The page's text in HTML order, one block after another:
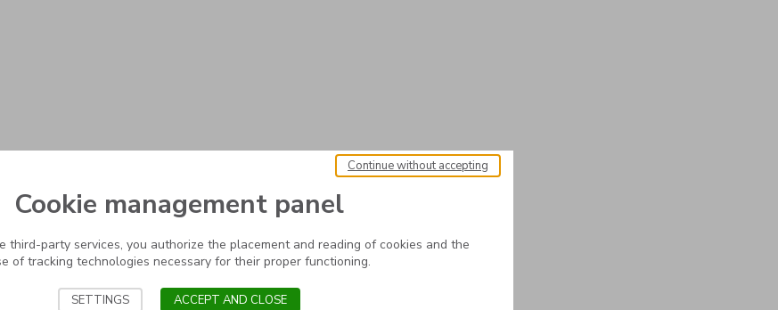
Cookie management panel
third-party services, you authorize the placement and reading of cookies and the
of tracking technologies necessary for their proper functioning.
Continue without accepting
SETTINGS ACCEPT AND CLOSE